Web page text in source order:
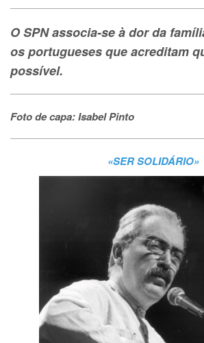
O SPN associa-se à dor da
os portugueses que acreditam
possível.
Foto de capa: Isabel Pinto
«SER SOLIDÁRIO»